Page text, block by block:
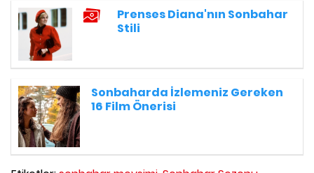
Prenses Diana'nın Sonbahar
Stili
Sonbaharda İzlemeniz Gereken
16 Film Önerisi